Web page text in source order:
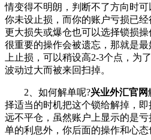
情变得不明朗，判断不了方向时
你未设止损，而你的账户亏损已
更大损失或爆仓也可以选择锁损
很重要的操作会被遗忘，那就是
上止损，可以稍设高2-3个点，为
波动过大而被来回扫掉。
2、如何解单呢?兴业外汇官网
择适当的时机把这个锁给解掉，
远不平仓，虽然账户上显示的是
单的利息外，你后面的操作和心态